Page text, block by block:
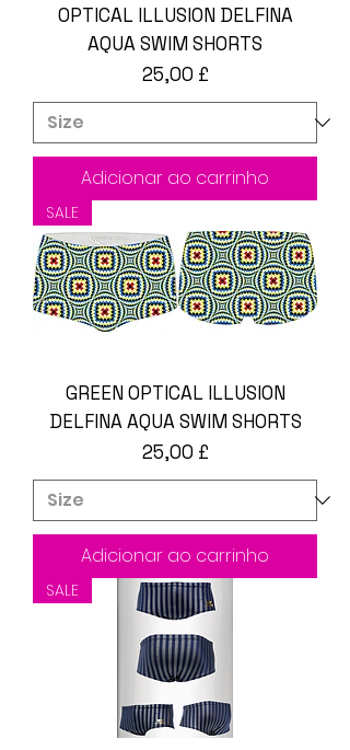
OPTICAL ILLUSION DELFINA
AQUA SWIM SHORTS
Preço
25,00 £
Adicionar ao carrinho
SALE
GREEN OPTICAL ILLUSION
DELFINA AQUA SWIM SHORTS
Preço
25,00 £
Adicionar ao carrinho
SALE